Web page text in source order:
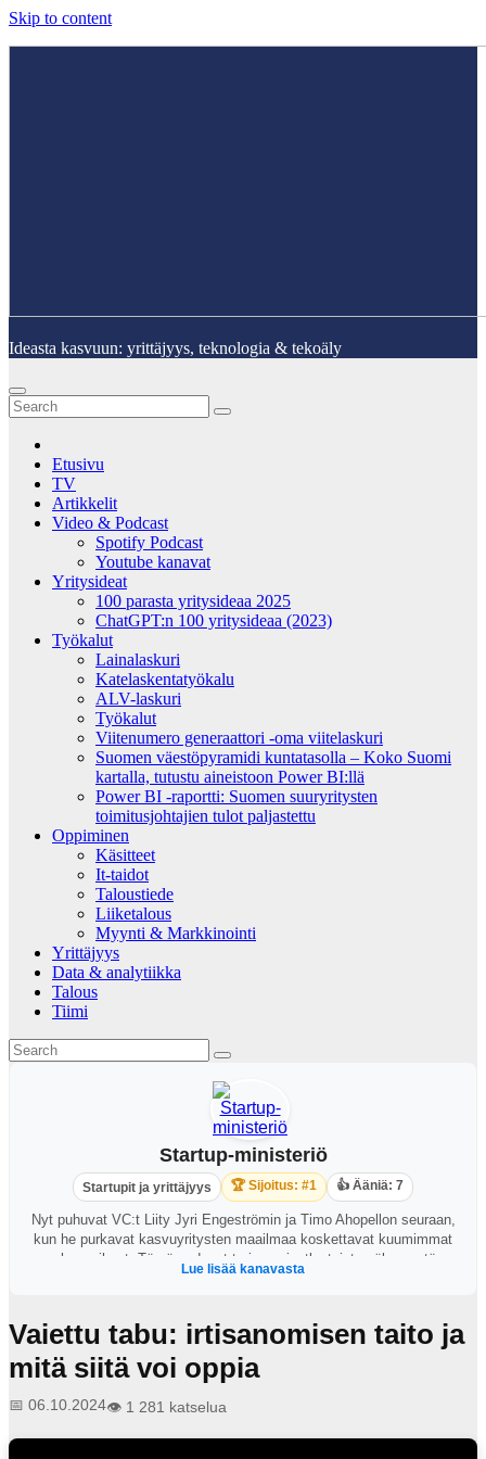
Skip to content
Ideasta kasvuun: yrittäjyys, teknologia & tekoäly
Etusivu
TV
Artikkelit
Video & Podcast
Spotify Podcast
Youtube kanavat
Yritysideat
100 parasta yritysideaa 2025
ChatGPT:n 100 yritysideaa (2023)
Työkalut
Lainalaskuri
Katelaskentatyökalu
ALV-laskuri
Työkalut
Viitenumero generaattori -oma viitelaskuri
Suomen väestöpyramidi kuntatasolla – Koko Suomi
kartalla, tutustu aineistoon Power BI:llä
Power BI -raportti: Suomen suuryritysten
toimitusjohtajien tulot paljastettu
Oppiminen
Käsitteet
It-taidot
Taloustiede
Liiketalous
Myynti & Markkinointi
Yrittäjyys
Data & analytiikka
Talous
Tiimi
Startup-ministeriö
Startupit ja yrittäjyys 🏆 Sijoitus: #1 👍 Ääniä: 7
Nyt puhuvat VC:t Liity Jyri Engeströmin ja Timo Ahopellon seuraan,
kun he purkavat kasvuyritysten maailmaa koskettavat kuumimmat
puheenaiheet. Tämä podcast tarjoaa ainutlaatuista näkemystä,
asiantuntemusta ja keskustelua siitä, mitä todella tapahtuu
Lue lisää kanavasta
Vaiettu tabu: irtisanomisen taito ja
mitä siitä voi oppia
📅 06.10.2024👁️ 1 281 katselua